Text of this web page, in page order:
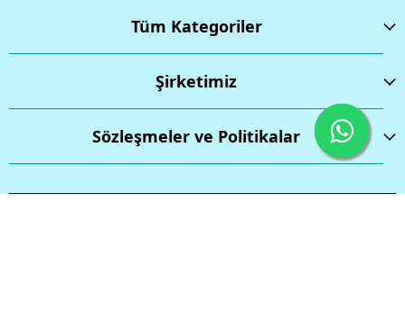
Tüm Kategoriler
Şirketimiz
Sözleşmeler ve Politikalar